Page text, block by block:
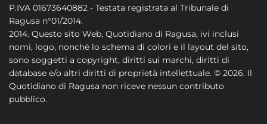
P.IVA 01673640882 - Testata registrata al Tribunale di
Ragusa n°01/2014.
2014. Questo sito Web, Quotidiano di Ragusa, ivi inclusi
nomi, logo, nonchè lo schema di colori e il layout del sito,
sono soggetti a copyright, diritti sui marchi, diritti di
database e/o altri diritti di proprietà intellettuale. © 2026. Il
Quotidiano di Ragusa non riceve nessun contributo
pubblico.